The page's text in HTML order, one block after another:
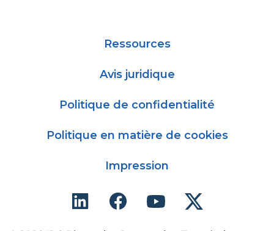
Ressources
Avis juridique
Politique de confidentialité
Politique en matière de cookies
Impression